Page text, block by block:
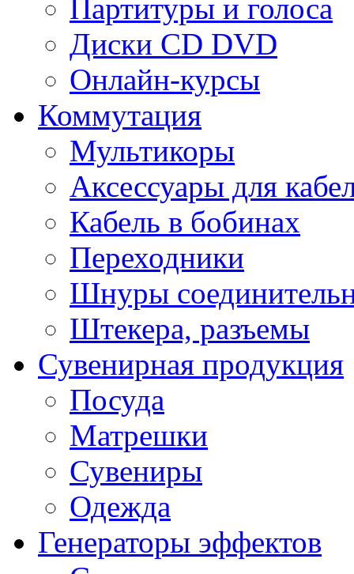
Партитуры и голоса
Диски CD DVD
Онлайн-курсы
Коммутация
Мультикоры
Аксессуары для
Кабель в бобинах
Переходники
Шнуры
Штекера, разъемы
Сувенирная продукция
Посуда
Матрешки
Сувениры
Одежда
Генераторы эффектов